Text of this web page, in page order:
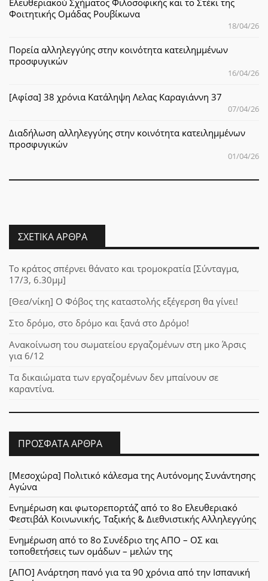
Φοιτητικής Ομάδας Ρουβίκωνα
18/04/26
Πορεία αλληλεγγύης στην κοινότητα κατειλημμένων
προσφυγικών
16/04/26
[Αφίσα] 38 χρόνια Κατάληψη Λελας Καραγιάννη 37
07/04/26
Διαδήλωση αλληλεγγύης στην κοινότητα κατειλημμένων
προσφυγικών
01/04/26
ΣΧΕΤΙΚΆ ΆΡΘΡΑ
Το κράτος σπέρνει θάνατο και τρομοκρατία [Σύνταγμα,
17/3, 6.30μμ]
[Θεσ/νίκη] Ο Φόβος της καταστολής εξέγερση θα γίνει!
Στο δρόμο, στο δρόμο και ξανά στο Δρόμο!
Ανακοίνωση του σωματείου εργαζομένων στη μκο Άρσις
για 6/12
Τα δικαιώματα των εργαζομένων δεν μπαίνουν σε
καραντίνα.
ΠΡΌΣΦΑΤΑ ΆΡΘΡΑ
[Μεσοχώρα] Πολιτικό κάλεσμα της Αυτόνομης Συνάντησης
Αγώνα
Ενημέρωση και φωτορεπορτάζ από το 8ο Ελευθεριακό
Φεστιβάλ Κοινωνικής, Ταξικής & Διεθνιστικής Αλληλεγγύης
Ενημέρωση από το 8ο Συνέδριο της ΑΠΟ – ΟΣ και
τοποθετήσεις των ομάδων – μελών της
[ΑΠΟ] Ανάρτηση πανό για τα 90 χρόνια από την Ισπανική